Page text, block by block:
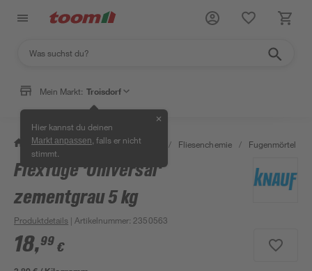
Mein Markt: Troisdorf
Hier kannst du deinen
Markt anpassen , falls er nicht
stimmt.
✕
/ Bauen & Renovieren / Fliesen / Fliesenchemie / Fugenmörtel
Flexfuge 'Universal'
zementgrau 5 kg
Produktdetails | Artikelnummer: 2350563
18,99 €